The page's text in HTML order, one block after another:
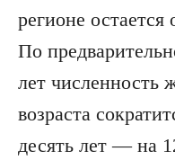
регионе
По
лет численность
возраста
десять лет — на